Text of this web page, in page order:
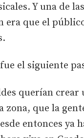
Y una de
era que el
el siguiente
querían crear
zona, que la
entonces ya